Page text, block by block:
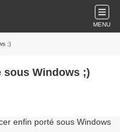
MENU
;)
sous Windows ;)